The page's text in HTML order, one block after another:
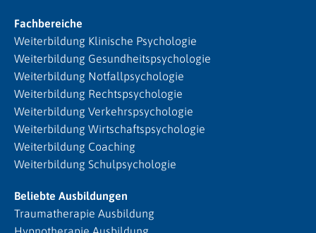
Fachbereiche
Weiterbildung Klinische Psychologie
Weiterbildung Gesundheitspsychologie
Weiterbildung Notfallpsychologie
Weiterbildung Rechtspsychologie
Weiterbildung Verkehrspsychologie
Weiterbildung Wirtschaftspsychologie
Weiterbildung Coaching
Weiterbildung Schulpsychologie
Beliebte Ausbildungen
Traumatherapie Ausbildung